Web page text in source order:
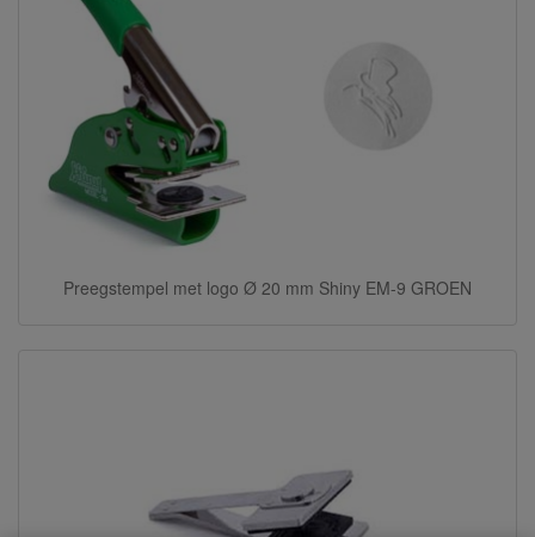
Preegstempel met logo Ø 20 mm Shiny EM-9 GROEN